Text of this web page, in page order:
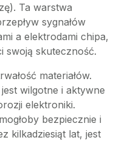
Ta warstwa
sygnałów
a elektrodami chipa,
swoją skuteczność.
materiałów.
wilgotne i aktywne
elektroniki.
bezpiecznie i
kilkadziesiąt lat, jest